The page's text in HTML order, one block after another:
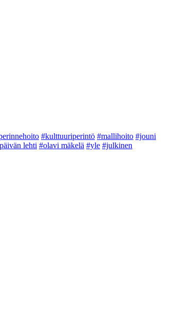
#kulttuuriperintö #mallihoito #jouni
lehti #olavi mäkelä #yle #julkinen